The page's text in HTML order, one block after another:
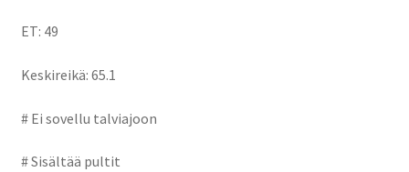
ET: 49
Keskireikä: 65.1
# Ei sovellu talviajoon
# Sisältää pultit